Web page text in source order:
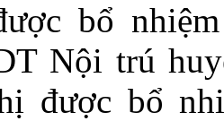
bổ
Nội trú
được bổ